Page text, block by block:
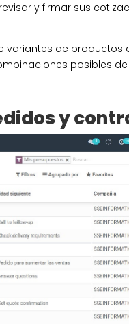
y firmar sus
variantes de productos
posibles
y